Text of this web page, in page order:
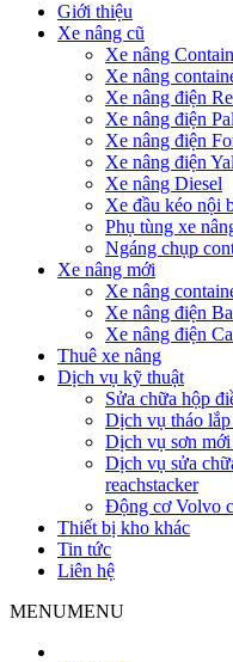
Giới thiệu
Xe nâng cũ
Xe nâng
Xe nâng
Xe nâng điện
Xe nâng điện
Xe nâng điện
Xe nâng điện
Xe nâng Diesel
Xe đầu kéo nội
Phụ tùng xe
Ngáng chụp
Xe nâng mới
Xe nâng
Xe nâng điện
Xe nâng điện
Thuê xe nâng
Dịch vụ kỹ thuật
Sửa chữa hộp
Dịch vụ tháo
Dịch vụ sơn
Dịch vụ sửa
reachstacker
Động cơ Volvo
Thiết bị kho khác
Tin tức
Liên hệ
MENUMENU